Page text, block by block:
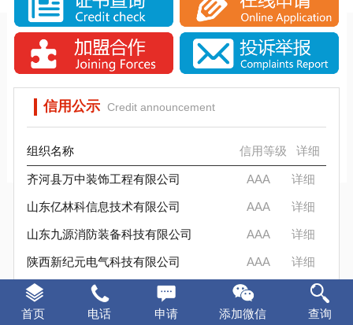
首页 电话 申请 添加微信 查询
SCS信标信用评估背景分析
SCS信用评估是否被消费者认可？
SCS信标信用评估流程
实施SCS诚信评估的意义
SCS信标信用评估背景分析
SCS信用评估是否被消费者认可？
信用公示 Credit announcement
组织名称 信用等级 详细
齐河县万中装饰工程有限公司 AAA 详细
山东亿林科信息技术有限公司 AAA 详细
山东九源消防装备科技有限公司 AAA 详细
陕西新纪元电气科技有限公司 AAA 详细
东升军创智能装备（山东）有限公司 AAA 详细